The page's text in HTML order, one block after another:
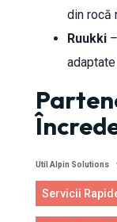
din rocă
Ruukki–
Util Alpin Solutions
Servicii